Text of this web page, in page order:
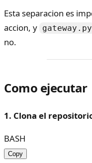
Esta separacion es
accion, y gateway.py
no.
Como ejecutar
1. Clona el
BASH
Copy